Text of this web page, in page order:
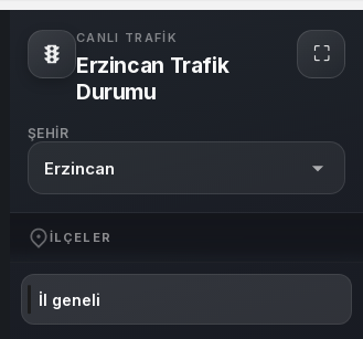
Sistem modunu seçin.
CANLI TRAFIK
Erzincan Trafik
Durumu
⛶
ŞEHIR
Erzincan
İLÇELER
İl geneli